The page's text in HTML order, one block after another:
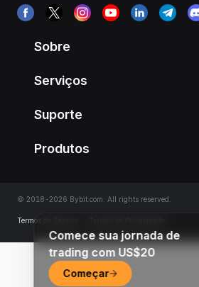
Sobre
Serviços
Suporte
Produtos
© 2018-2026 Bybit.com. All rights reserved.
Termos de Serviço
Comece sua jornada de
trading com US$20
Começar